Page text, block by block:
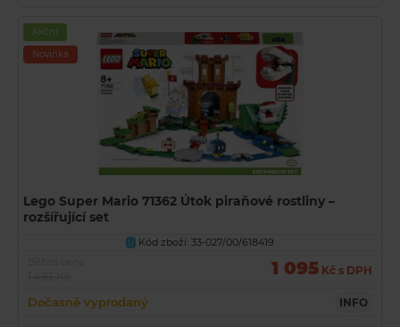
Akční
Novinka
Lego Super Mario 71362 Útok piraňové rostliny –
rozšířující set
U
Kód zboží: 33-027/00/618419
1 095 Kč s DPH
Dočasně vyprodaný INFO